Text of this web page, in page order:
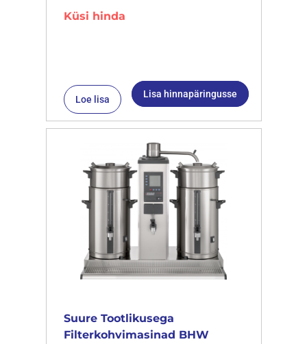
Küsi hinda
Loe lisa Lisa hinnapäringusse
Suure Tootlikusega
Filterkohvimasinad BHW